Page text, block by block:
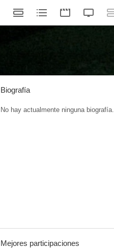
Biografía
No hay actualmente ninguna biografía.
Mejores participaciones